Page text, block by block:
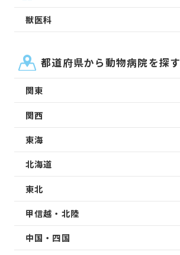
獣医科
都道府県から動物病院を探す
関東
関西
東海
北海道
東北
甲信越・北陸
中国・四国